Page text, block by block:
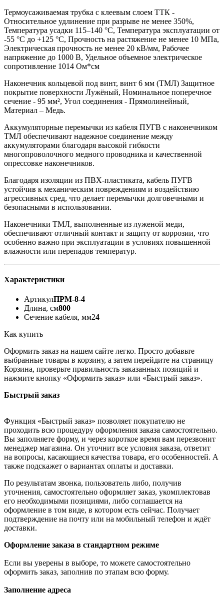
Термоусаживаемая трубка с клеевым слоем ТТК -
Относительное удлинение при разрыве не менее 350%,
Температура усадки 115–140 °C, Температура эксплуатации от
-55 °C до +125 °C, Прочность на растяжение не менее 10 МПа,
Электрическая прочность не менее 20 кВ/мм, Рабочее
напряжение до 1000 В, Удельное объемное электрическое
сопротивление 1014 Ом*см
Наконечник кольцевой под винт, винт 6 мм (ТМЛ) Защитное
покрытие поверхности Лужёный, Номинальное поперечное
сечение - 95 мм², Угол соединения - Прямолинейный,
Материал – Медь.
Аккумуляторные перемычки из кабеля ПУГВ с наконечником
ТМЛ обеспечивают надежное соединение между
аккумуляторами благодаря высокой гибкости
многопроволочного медного проводника и качественной
опрессовке наконечников.
Благодаря изоляции из ПВХ-пластиката, кабель ПУГВ
устойчив к механическим повреждениям и воздействию
агрессивных сред, что делает перемычки долговечными и
безопасными в использовании.
Наконечники ТМЛ, выполненные из луженой меди,
обеспечивают отличный контакт и защиту от коррозии, что
особенно важно при эксплуатации в условиях повышенной
влажности или перепадов температур.
Характеристики
АртикулПРМ-8-4
Длина, см800
Сечение кабеля, мм24
Как купить
Оформить заказ на нашем сайте легко. Просто добавьте
выбранные товары в корзину, а затем перейдите на страницу
Корзина, проверьте правильность заказанных позиций и
нажмите кнопку «Оформить заказ» или «Быстрый заказ».
Быстрый заказ
Функция «Быстрый заказ» позволяет покупателю не
проходить всю процедуру оформления заказа самостоятельно.
Вы заполняете форму, и через короткое время вам перезвонит
менеджер магазина. Он уточнит все условия заказа, ответит
на вопросы, касающиеся качества товара, его особенностей. А
также подскажет о вариантах оплаты и доставки.
По результатам звонка, пользователь либо, получив
уточнения, самостоятельно оформляет заказ, укомплектовав
его необходимыми позициями, либо соглашается на
оформление в том виде, в котором есть сейчас. Получает
подтверждение на почту или на мобильный телефон и ждёт
доставки.
Оформление заказа в стандартном режиме
Если вы уверены в выборе, то можете самостоятельно
оформить заказ, заполнив по этапам всю форму.
Заполнение адреса